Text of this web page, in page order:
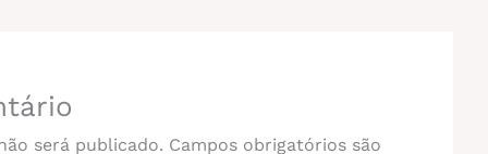
será publicado. Campos obrigatórios são